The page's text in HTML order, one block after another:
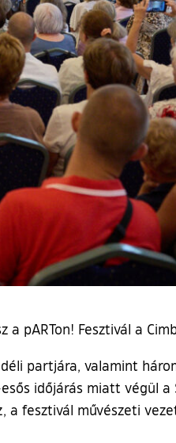
pARTon! Fesztivál a
partjára, valamint
időjárás miatt végül a
a fesztivál művészeti